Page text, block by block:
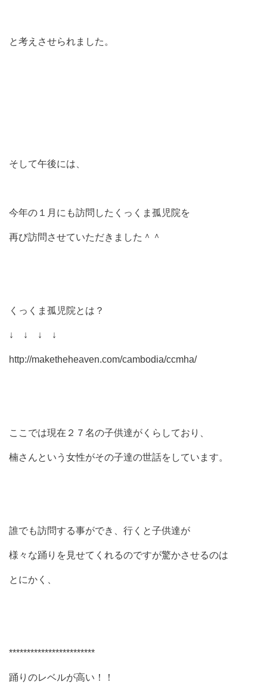
と考えさせられました。
そして午後には、
今年の１月にも訪問したくっくま孤児院を
再び訪問させていただきました＾＾
くっくま孤児院とは？
↓ ↓ ↓ ↓
http://maketheheaven.com/cambodia/ccmha/
ここでは現在２７名の子供達がくらしており、
楠さんという女性がその子達の世話をしています。
誰でも訪問する事ができ、行くと子供達が
様々な踊りを見せてくれるのですが驚かさせるのは
とにかく、
************************
踊りのレベルが高い！！